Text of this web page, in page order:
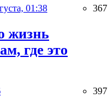
01:38 367
жизнь
где это
397